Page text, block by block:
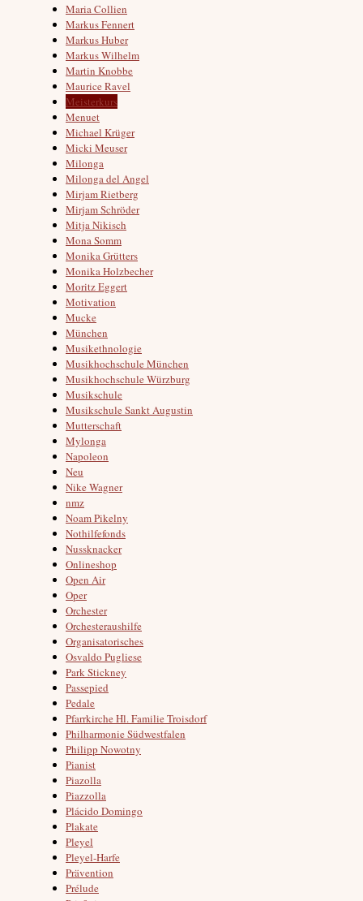
Maria Collien
Markus Fennert
Markus Huber
Markus Wilhelm
Martin Knobbe
Maurice Ravel
Meisterkurs
Menuet
Michael Krüger
Micki Meuser
Milonga
Milonga del Angel
Mirjam Rietberg
Mirjam Schröder
Mitja Nikisch
Mona Somm
Monika Grütters
Monika Holzbecher
Moritz Eggert
Motivation
Mucke
München
Musikethnologie
Musikhochschule München
Musikhochschule Würzburg
Musikschule
Musikschule Sankt Augustin
Mutterschaft
Mylonga
Napoleon
Neu
Nike Wagner
nmz
Noam Pikelny
Nothilfefonds
Nussknacker
Onlineshop
Open Air
Oper
Orchester
Orchesteraushilfe
Organisatorisches
Osvaldo Pugliese
Park Stickney
Passepied
Pedale
Pfarrkirche Hl. Familie Troisdorf
Philharmonie Südwestfalen
Philipp Nowotny
Pianist
Piazolla
Piazzolla
Plácido Domingo
Plakate
Pleyel
Pleyel-Harfe
Prävention
Prélude